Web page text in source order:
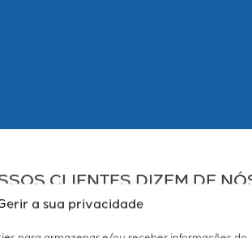
a sua privacidade
CLIENTES DIZEM DE